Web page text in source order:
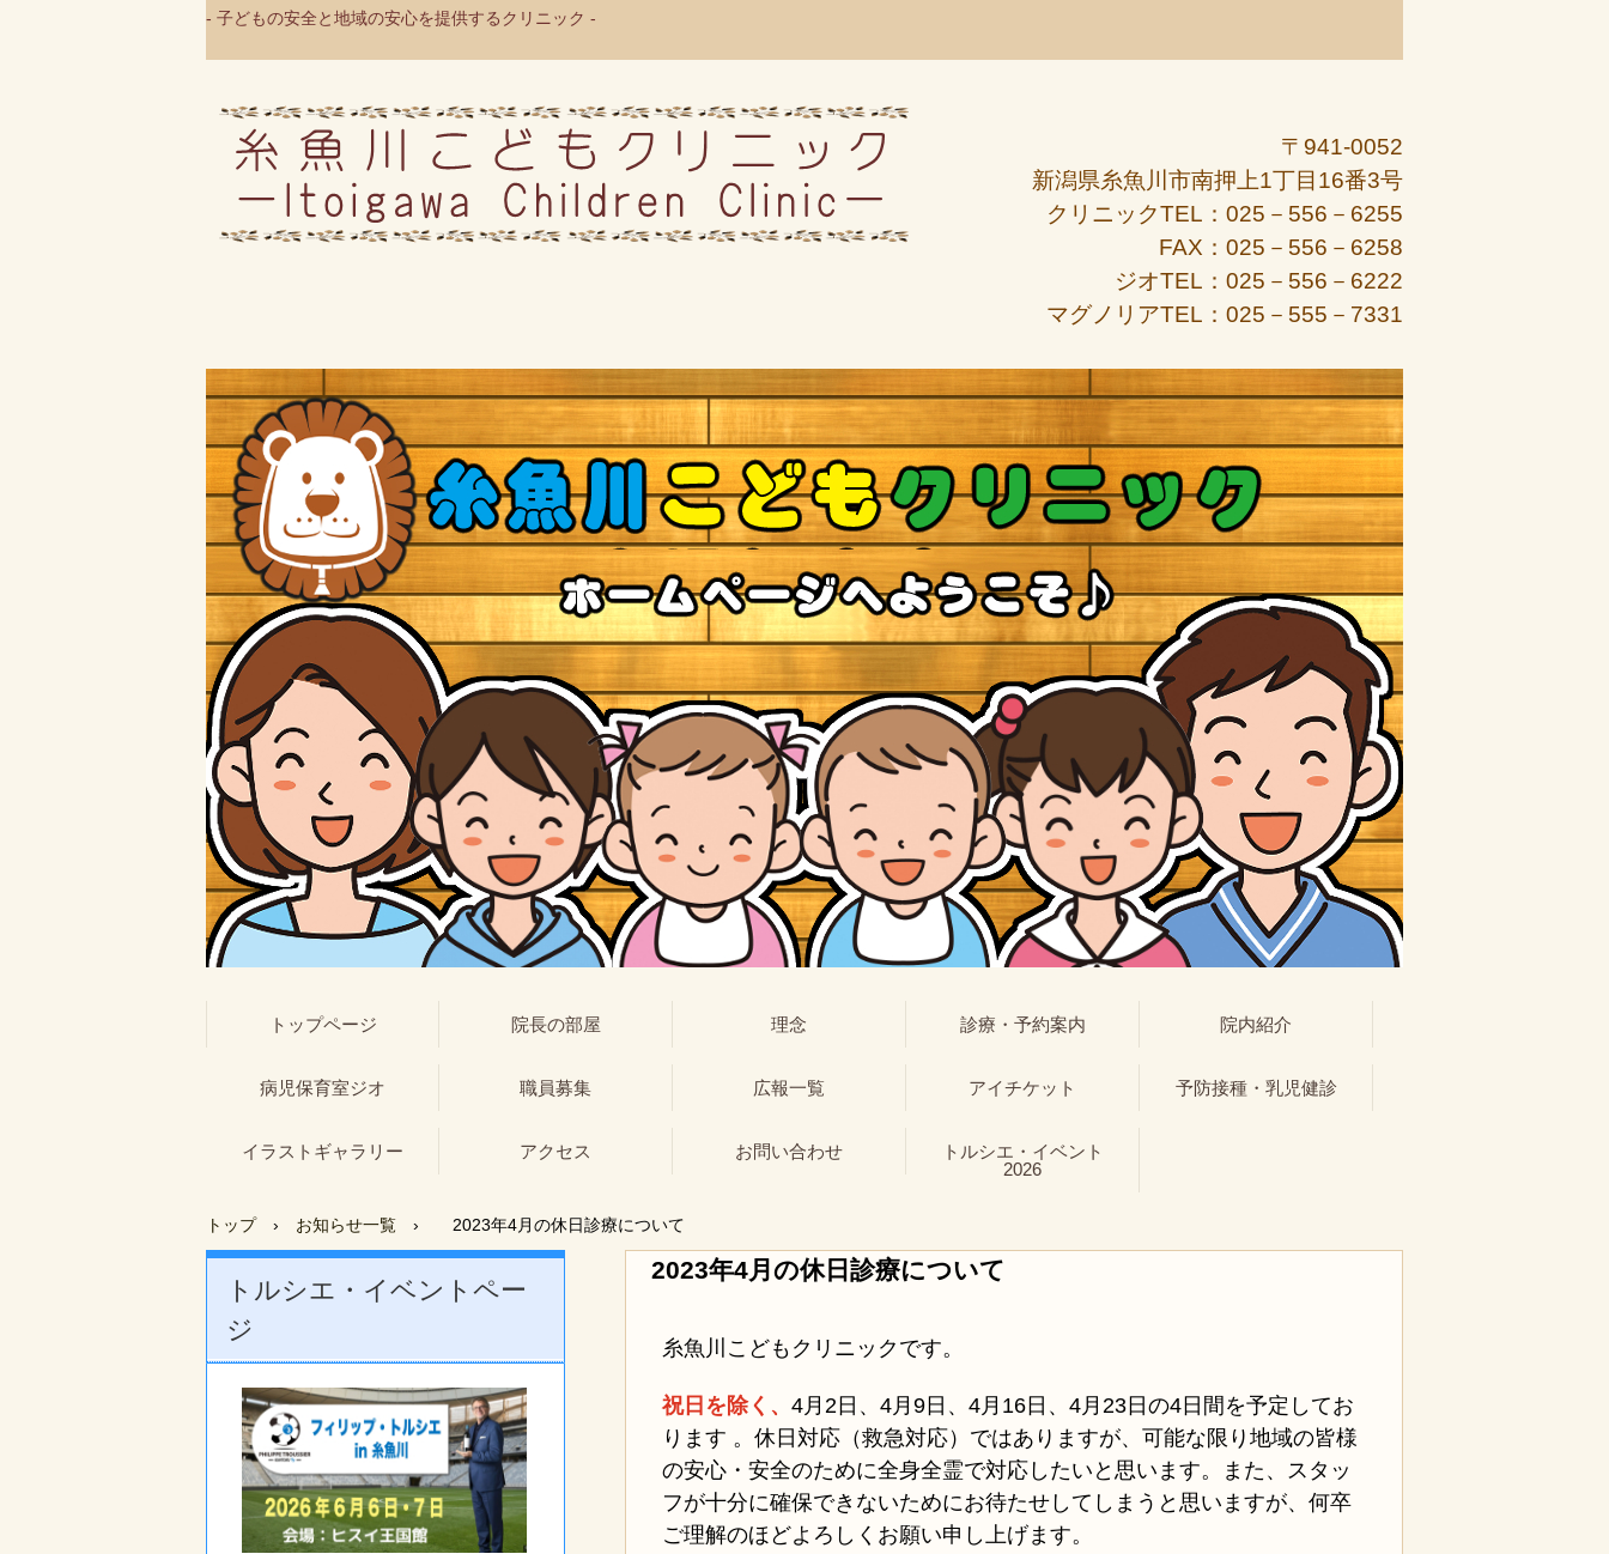
- 子どもの安全と地域の安心を提供するクリニック -
〒941-0052
新潟県糸魚川市南押上1丁目16番3号
クリニックTEL：025－556－6255
FAX：025－556－6258
ジオTEL：025－556－6222
マグノリアTEL：025－555－7331
トップページ 院長の部屋 理念 診療・予約案内 院内紹介
病児保育室ジオ 職員募集 広報一覧 アイチケット 予防接種・乳児健診
イラストギャラリー アクセス お問い合わせ
トルシエ・イベント
2026
トップ › お知らせ一覧 › 2023年4月の休日診療について
2023年4月の休日診療について
糸魚川こどもクリニックです。
祝日を除く、 4月2日、 4月9日、4月16日、4月23日の4日間を予定してお
ります 。休日対応（救急対応）ではありますが、可能な限り地域の皆様
の安心・安全のために全身全霊で対応したいと思います。また、スタッ
フが十分に確保できないためにお待たせしてしまうと思いますが、何卒
ご理解のほどよろしくお願い申し上げます。
トルシエ・イベントペー
ジ